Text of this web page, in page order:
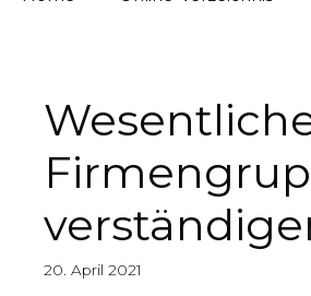
20. April 2021